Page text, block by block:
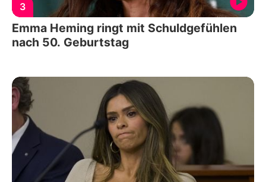
3
Emma Heming ringt mit Schuldgefühlen
nach 50. Geburtstag